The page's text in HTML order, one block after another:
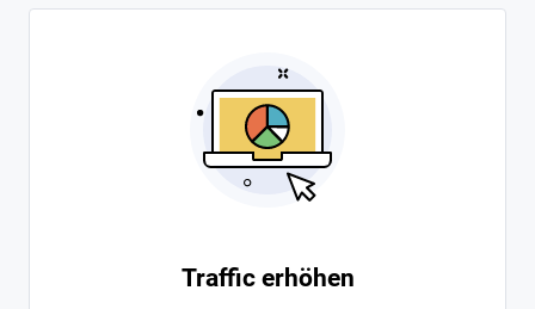
Traffic erhöhen